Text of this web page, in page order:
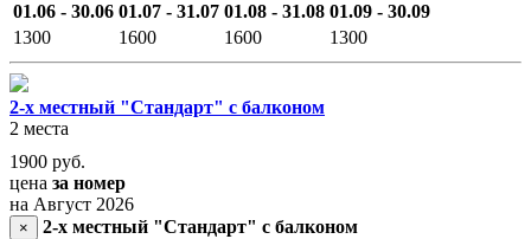
01.06 - 30.06 01.07 - 31.07 01.08 - 31.08 01.09 - 30.09
1300
1600 1600 1300
2-х местный "Стандарт" с балконом
2 места
1900 руб.
цена за номер
на Август 2026
×
2-х местный "Стандарт" с балконом